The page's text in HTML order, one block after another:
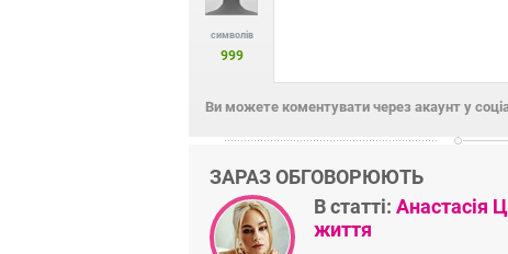
символів
999
Ви можете коментувати через акаунт у
ЗАРАЗ ОБГОВОРЮЮТЬ
В статті: Анастасія
життя